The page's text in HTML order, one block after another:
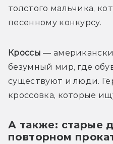
толстого мальчика,
песенному конкурсу.
Кроссы —
безумный мир, где
существуют и люди.
кроссовка, которые
А также: старые
повторном